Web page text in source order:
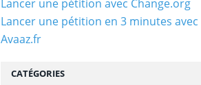
Lancer une pétition avec Change.org
Lancer une pétition en 3 minutes avec
Avaaz.fr
CATÉGORIES